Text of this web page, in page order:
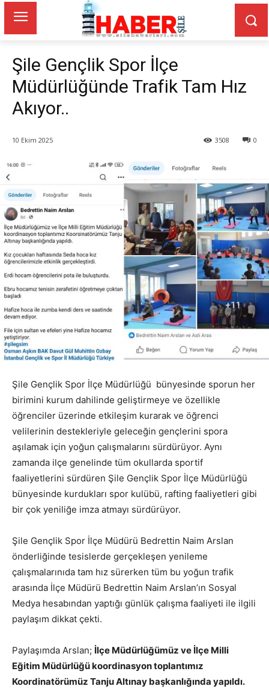
Şile Gençlik Spor İlçe
Müdürlüğünde Trafik Tam Hız
Akıyor..
10 Ekim 2025 0
3508
Şile Gençlik Spor İlçe Müdürlüğü bünyesinde sporun her
birimini kurum dahilinde geliştirmeye ve özellikle
öğrenciler üzerinde etkileşim kurarak ve öğrenci
velilerinin destekleriyle geleceğin gençlerini spora
aşılamak için yoğun çalışmalarını sürdürüyor. Aynı
zamanda ilçe genelinde tüm okullarda sportif
faaliyetlerini sürdüren Şile Gençlik Spor İlçe Müdürlüğü
bünyesinde kurdukları spor kulübü, rafting faaliyetleri gibi
bir çok yeniliğe imza atmayı sürdürüyor.
Şile Gençlik Spor İlçe Müdürü Bedrettin Naim Arslan
önderliğinde tesislerde gerçekleşen yenileme
çalışmalarınıda tam hız sürerken tüm bu yoğun trafik
arasında İlçe Müdürü Bedrettin Naim Arslan’ın Sosyal
Medya hesabından yaptığı günlük çalışma faaliyeti ile ilgili
paylaşım dikkat çekti.
Paylaşımda Arslan; İlçe Müdürlüğümüz ve İlçe Milli
Eğitim Müdürlüğü koordinasyon toplantımız
Koordinatörümüz Tanju Altınay başkanlığında yapıldı.